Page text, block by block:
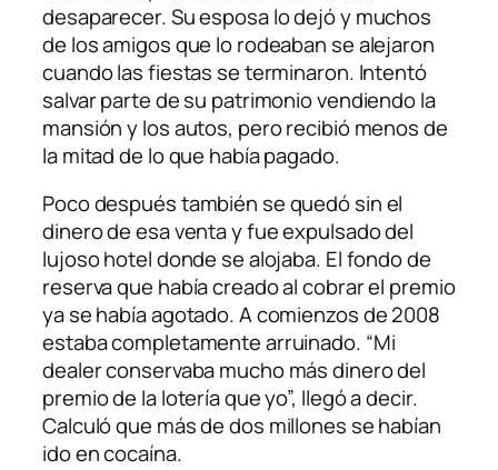
desaparecer. Su esposa lo dejó y muchos
de los amigos que lo rodeaban se alejaron
cuando las fiestas se terminaron. Intentó
salvar parte de su patrimonio vendiendo la
mansión y los autos, pero recibió menos de
la mitad de lo que había pagado.
Poco después también se quedó sin el
dinero de esa venta y fue expulsado del
lujoso hotel donde se alojaba. El fondo de
reserva que había creado al cobrar el premio
ya se había agotado. A comienzos de 2008
estaba completamente arruinado. “Mi
dealer conservaba mucho más dinero del
premio de la lotería que yo”, llegó a decir.
Calculó que más de dos millones se habían
ido en cocaína.